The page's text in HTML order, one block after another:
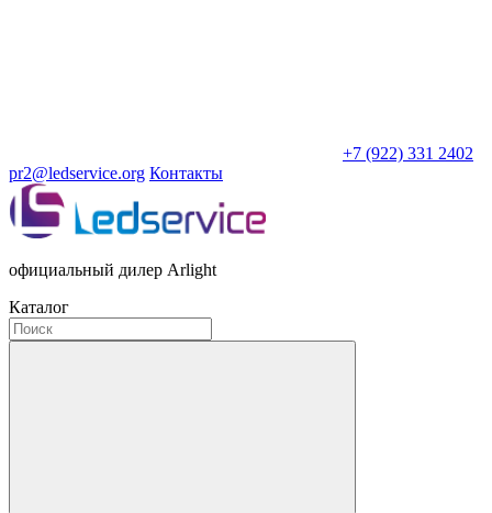
+7 (922) 331 2402
pr2@ledservice.org Контакты
официальный дилер Arlight
Каталог